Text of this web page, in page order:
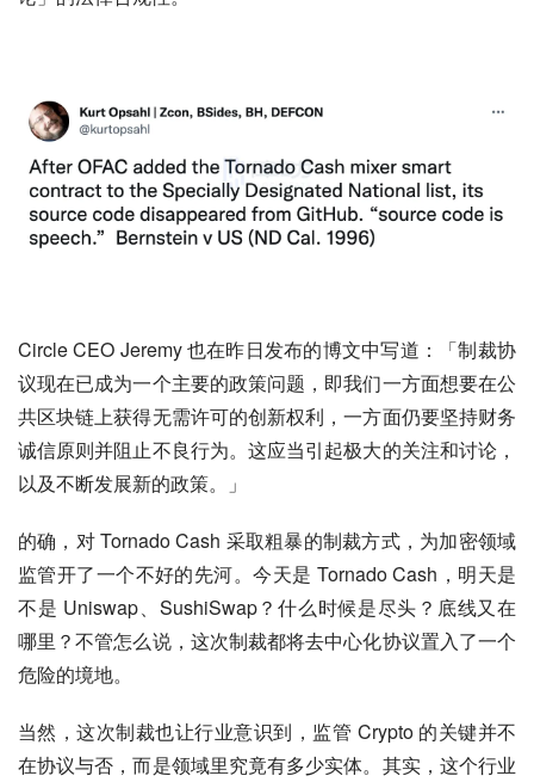
Circle CEO Jeremy 也在昨日发布的博文中写道：「制裁协
议现在已成为一个主要的政策问题，即我们一方面想要在公
共区块链上获得无需许可的创新权利，一方面仍要坚持财务
诚信原则并阻止不良行为。这应当引起极大的关注和讨论，
以及不断发展新的政策。」
的确，对 Tornado Cash 采取粗暴的制裁方式，为加密领域
监管开了一个不好的先河。今天是 Tornado Cash，明天是
不是 Uniswap、SushiSwap？什么时候是尽头？底线又在
哪里？不管怎么说，这次制裁都将去中心化协议置入了一个
危险的境地。
当然，这次制裁也让行业意识到，监管 Crypto 的关键并不
在协议与否，而是领域里究竟有多少实体。其实，这个行业